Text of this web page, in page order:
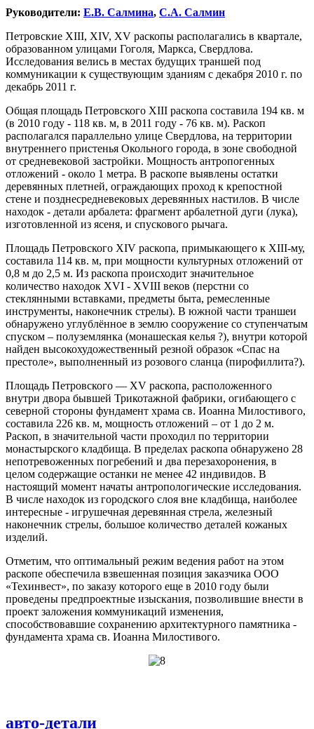
Руководители: Е.В. Салмина, С.А. Салмин
Петровские XIII, XIV, XV раскопы располагались в квартале,
образованном улицами Гоголя, Маркса, Свердлова.
Исследования велись в местах будущих траншей под
коммуникации к существующим зданиям с декабря 2010 г. по
декабрь 2011 г.
Общая площадь Петровского XIII раскопа составила 194 кв. м
(в 2010 году - 118 кв. м, в 2011 году - 76 кв. м). Раскоп
располагался параллельно улице Свердлова, на территории
внутреннего пристенья Окольного города, в зоне свободной
от средневековой застройки. Мощность антропогенных
отложений - около 1 метра. В раскопе выявлены остатки
деревянных плетней, ограждающих проход к крепостной
стене и позднесредневековых деревянных настилов. В числе
находок - детали арбалета: фрагмент арбалетной дуги (лука),
изготовленной из ясеня, и спускового рычага.
Площадь Петровского XIV раскопа, примыкающего к XIII-му,
составила 114 кв. м, при мощности культурных отложений от
0,8 м до 2,5 м. Из раскопа происходит значительное
количество находок XVI - XVIII веков (перстни со
стеклянными вставками, предметы быта, ремесленные
инструменты, наконечник стрелы). В южной части траншеи
обнаружено углублённое в землю сооружение со ступенчатым
спуском – полуземлянка (монашеская келья ?), внутри которой
найден высокохудожественный резной образок «Спас на
престоле», выполненный из розового сланца (пирофиллита?).
Площадь Петровского — XV раскопа, расположенного
внутри двора бывшей Трикотажной фабрики, огибающего с
северной стороны фундамент храма св. Иоанна Милостивого,
составила 226 кв. м, мощность отложений – от 1 до 2 м.
Раскоп, в значительной части проходил по территории
монастырского кладбища. В пределах раскопа обнаружено 28
непотревоженных погребений и два перезахоронения, в
целом содержащие останки не менее 42 индивидов. В
настоящий момент начаты антропологические исследования.
В числе находок из городского слоя вне кладбища, наиболее
интересные - игрушечная деревянная стрела, железный
наконечник стрелы, большое количество деталей кожаных
изделий.
Отметим, что оптимальный режим ведения работ на этом
раскопе обеспечила взвешенная позиция заказчика ООО
«Техинвест», по заказу которого еще в 2010 году были
проведены предпроектные изыскания, позволившие внести в
проект заложения коммуникаций изменения,
способствовавшие сохранению архитектурного памятника -
фундамента храма св. Иоанна Милостивого.
авто-детали